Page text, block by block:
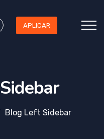
APLICAR
Blog Left Sidebar